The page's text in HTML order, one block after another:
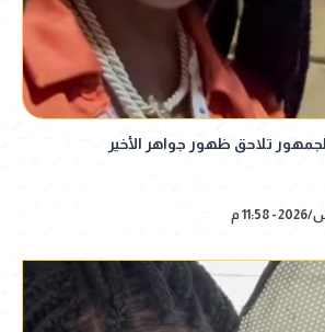
تلاحق ظهور جواهر الأخير